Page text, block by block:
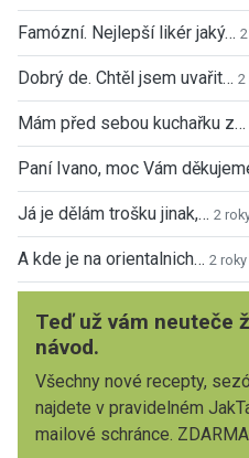
Famózní. Nejlepší likér jaký…
Dobrý de. Chtěl jsem uvařit… 2
Mám před sebou kuchařku z…
Paní Ivano, moc Vám
Já je dělám trošku jinak,… 2
A kde je na orientalnich… 2
Teď už vám neuteče
návod.
Všechny nové recepty,
najdete v pravidelném
mailové schránce.